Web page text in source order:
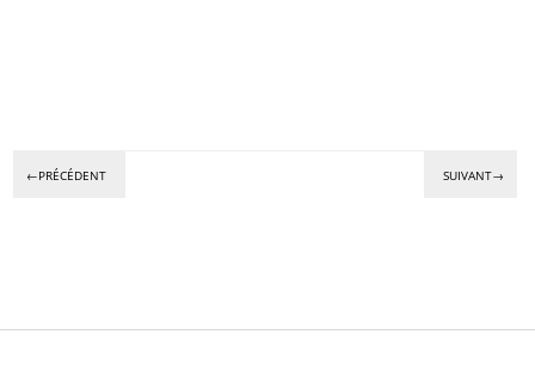
←PRÉCÉDENT SUIVANT→